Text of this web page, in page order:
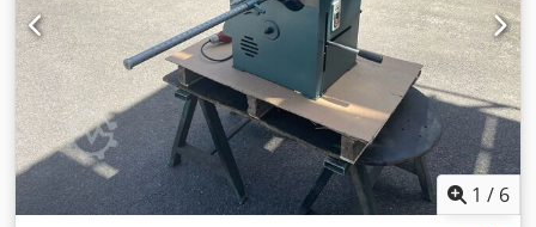
la pieza con cargador de carga: 3 - 20 mm Longitud de la
pieza sin cargador de carga: 3-32 mm Longitud de la pieza:
3-150 mm Dodjwd Ha Sepfx Antock Husillo de rectificado
de velocidad del husillo: 2000 rpm, Peso:
aproximadamente 1.700 kg Dimensiones L x An x Al: 1900 x
1500 x 2400 mm color: gris
1 / 6